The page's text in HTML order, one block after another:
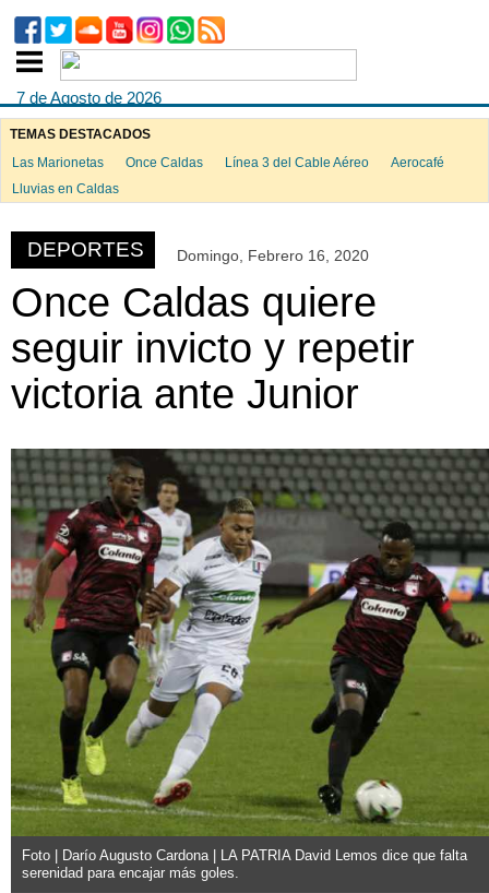
7 de Agosto de 2026
TEMAS DESTACADOS
Las Marionetas
Once Caldas Línea 3 del Cable Aéreo
Aerocafé
Lluvias en Caldas
DEPORTES Domingo, Febrero 16, 2020
Once Caldas quiere
seguir invicto y repetir
victoria ante Junior
Foto | Darío Augusto Cardona | LA PATRIA David Lemos dice que falta
serenidad para encajar más goles.